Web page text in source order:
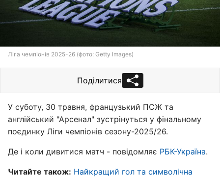
Ліга чемпіонів 2025-26 (фото: Getty Images)
Поділитися
У суботу, 30 травня, французький ПСЖ та
англійський "Арсенал" зустрінуться у фінальному
поєдинку Ліги чемпіонів сезону-2025/26.
Де і коли дивитися матч - повідомляє РБК-Україна.
Читайте також: Найкращий гол та символічна